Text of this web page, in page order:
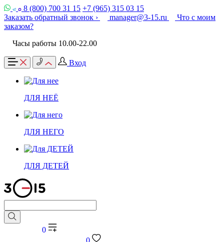
8 (800) 700 31 15 +7 (965) 315 03 15
Заказать обратный звонок ›
manager@3-15.ru
Что с моим
заказом?
Часы работы 10.00-22.00
Вход
ДЛЯ НЕЁ
ДЛЯ НЕГО
ДЛЯ ДЕТЕЙ
0
0